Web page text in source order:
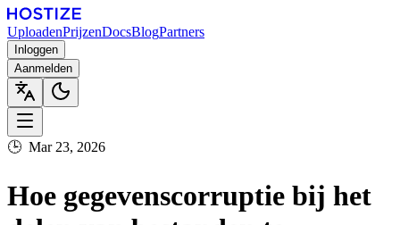
UploadenPrijzenDocsBlogPartners
Inloggen
Aanmelden
🕒 Mar 23, 2026
Hoe gegevenscorruptie bij het